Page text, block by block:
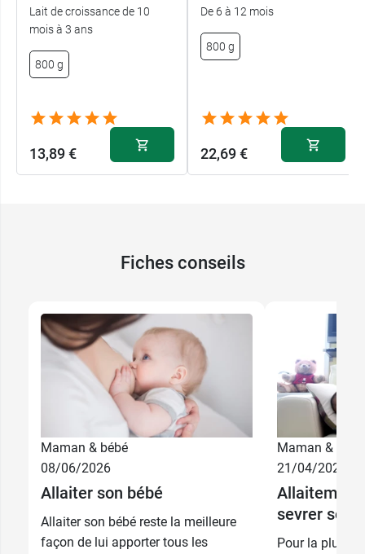
spécialiste des laits infantiles. Il propose
également le
Gallia 3
pour les bébés dès 1 an présentant des
problèmes de transit.
Conditionnement :
boîte de 800 g avec
mesurette.
Lait de croissance de 10
mois à 3 ans
800 g
13,89 €
De 6 à 12 mois
800 g
22,69 €
Fiches conseils
Maman & bébé
08/06/2026
Allaiter son bébé
Allaiter son bébé reste la meilleure
façon de lui apporter tous les
Maman & bébé
21/04/2026
Allaitement
sevrer son
Pour la